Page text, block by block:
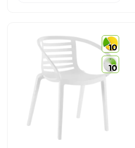
10
10